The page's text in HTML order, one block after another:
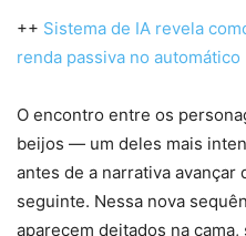
++ Sistema de IA revela
renda passiva no automático
O encontro entre os
beijos — um deles mais
antes de a narrativa avançar
seguinte. Nessa nova
aparecem deitados na